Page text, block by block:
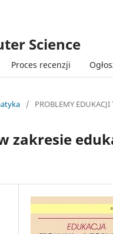
Science
Proces recenzji
/ PROBLEMY EDUKACJI
zakresie